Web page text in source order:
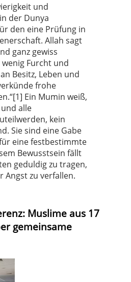
und
der Dunya
den eine Prüfung in
Allah sagt
ganz gewiss
Furcht und
Besitz, Leben und
frohe
Ein Mumin weiß,
alle
kein
Sie sind eine Gabe
eine festbestimmte
Bewusstsein fällt
geduldig zu tragen,
Angst zu verfallen.
Muslime aus 17
gemeinsame